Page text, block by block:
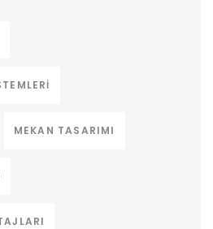
MEKAN TASARIMI